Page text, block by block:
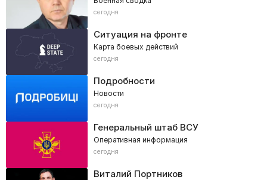
сегодня
Ситуация на фронте
Карта боевых действий
сегодня
Подробности
Новости
сегодня
Генеральный штаб ВСУ
Оперативная информация
сегодня
Виталий Портников